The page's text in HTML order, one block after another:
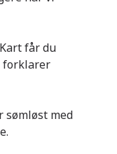
får du
forklarer
sømløst med